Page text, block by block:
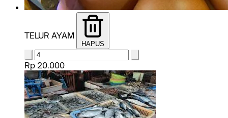
TELUR AYAM
HAPUS
Rp 20.000